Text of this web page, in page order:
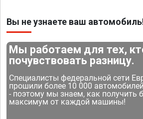
Вы не узнаете ваш
Мы работаем для тех,
почувствовать разницу.
Специалисты федеральной сети
прошили более 10 000
- поэтому мы знаем, как получить
максимум от каждой машины!